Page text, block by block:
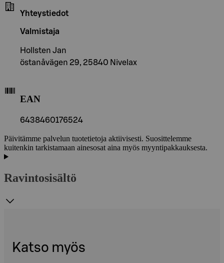
Yhteystiedot
Valmistaja
Hollsten Jan
östanåvägen 29, 25840 Nivelax
EAN
6438460176524
Päivitämme palvelun tuotetietoja aktiivisesti. Suosittelemme
kuitenkin tarkistamaan ainesosat aina myös myyntipakkauksesta.
Ravintosisältö
Katso myös